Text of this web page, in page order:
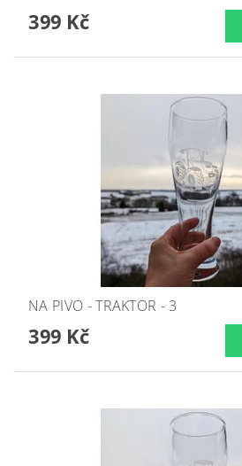
399 Kč
NA PIVO - TRAKTOR - 3
399 Kč